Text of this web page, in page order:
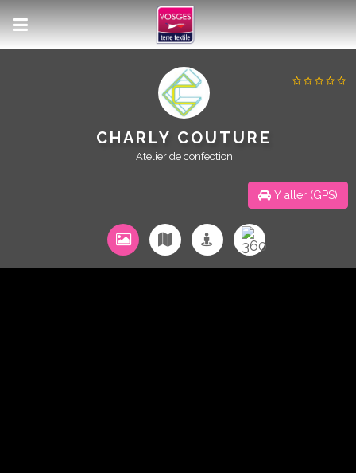
Atelier de confection
CHARLY COUTURE
Y aller (GPS)